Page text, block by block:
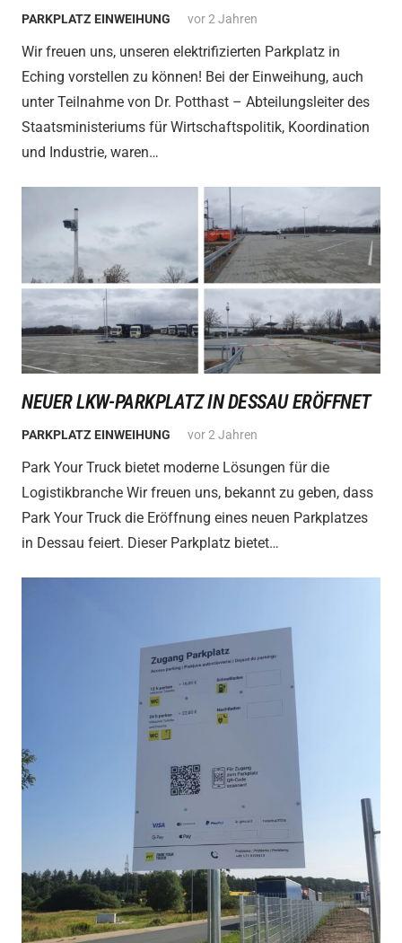
PARKPLATZ EINWEIHUNG vor 2 Jahren
Wir freuen uns, unseren elektrifizierten Parkplatz in
Eching vorstellen zu können! Bei der Einweihung, auch
unter Teilnahme von Dr. Potthast – Abteilungsleiter des
Staatsministeriums für Wirtschaftspolitik, Koordination
und Industrie, waren…
NEUER LKW-PARKPLATZ IN DESSAU ERÖFFNET
PARKPLATZ EINWEIHUNG vor 2 Jahren
Park Your Truck bietet moderne Lösungen für die
Logistikbranche Wir freuen uns, bekannt zu geben, dass
Park Your Truck die Eröffnung eines neuen Parkplatzes
in Dessau feiert. Dieser Parkplatz bietet…